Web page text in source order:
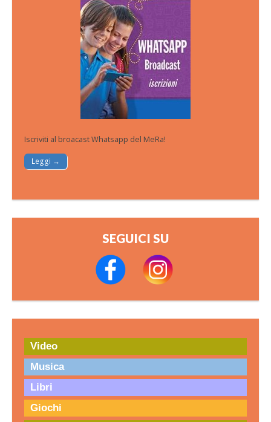
Iscriviti al broacast Whatsapp del MeRa!
Leggi →
SEGUICI SU
Video
Musica
Libri
Giochi